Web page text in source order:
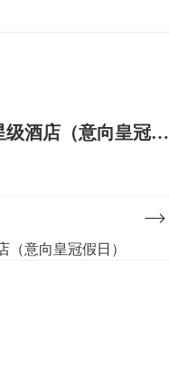
邢台经济开发区五星级酒店（意向皇冠假日）